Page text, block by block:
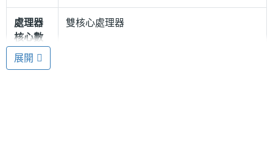
訊鏡頭、背面加入 500 萬畫素相機。此外，
Compufon Table Phonetbook 提供強大的支援能
力，可使用 NFC 近場通訊技術、GPS、Wi-Fi、3.5G
網路、藍牙 2.1、USB 介面傳輸的功能。
處理器
核心數
雙核心處理器
ROM儲
展開